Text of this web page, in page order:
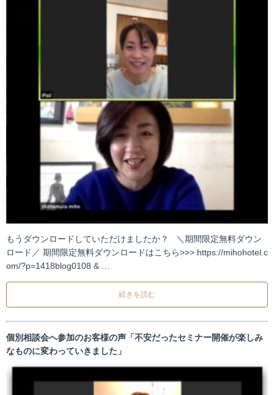
もうダウンロードしていただけましたか？ ＼期間限定無料ダウン
ロード／ 期間限定無料ダウンロードはこちら>>> https://mihohotel.c
om/?p=1418blog0108 & …
続きを読む
個別相談会へ参加のお客様の声「不安だったセミナー開催が楽しみ
なものに変わっていきました」